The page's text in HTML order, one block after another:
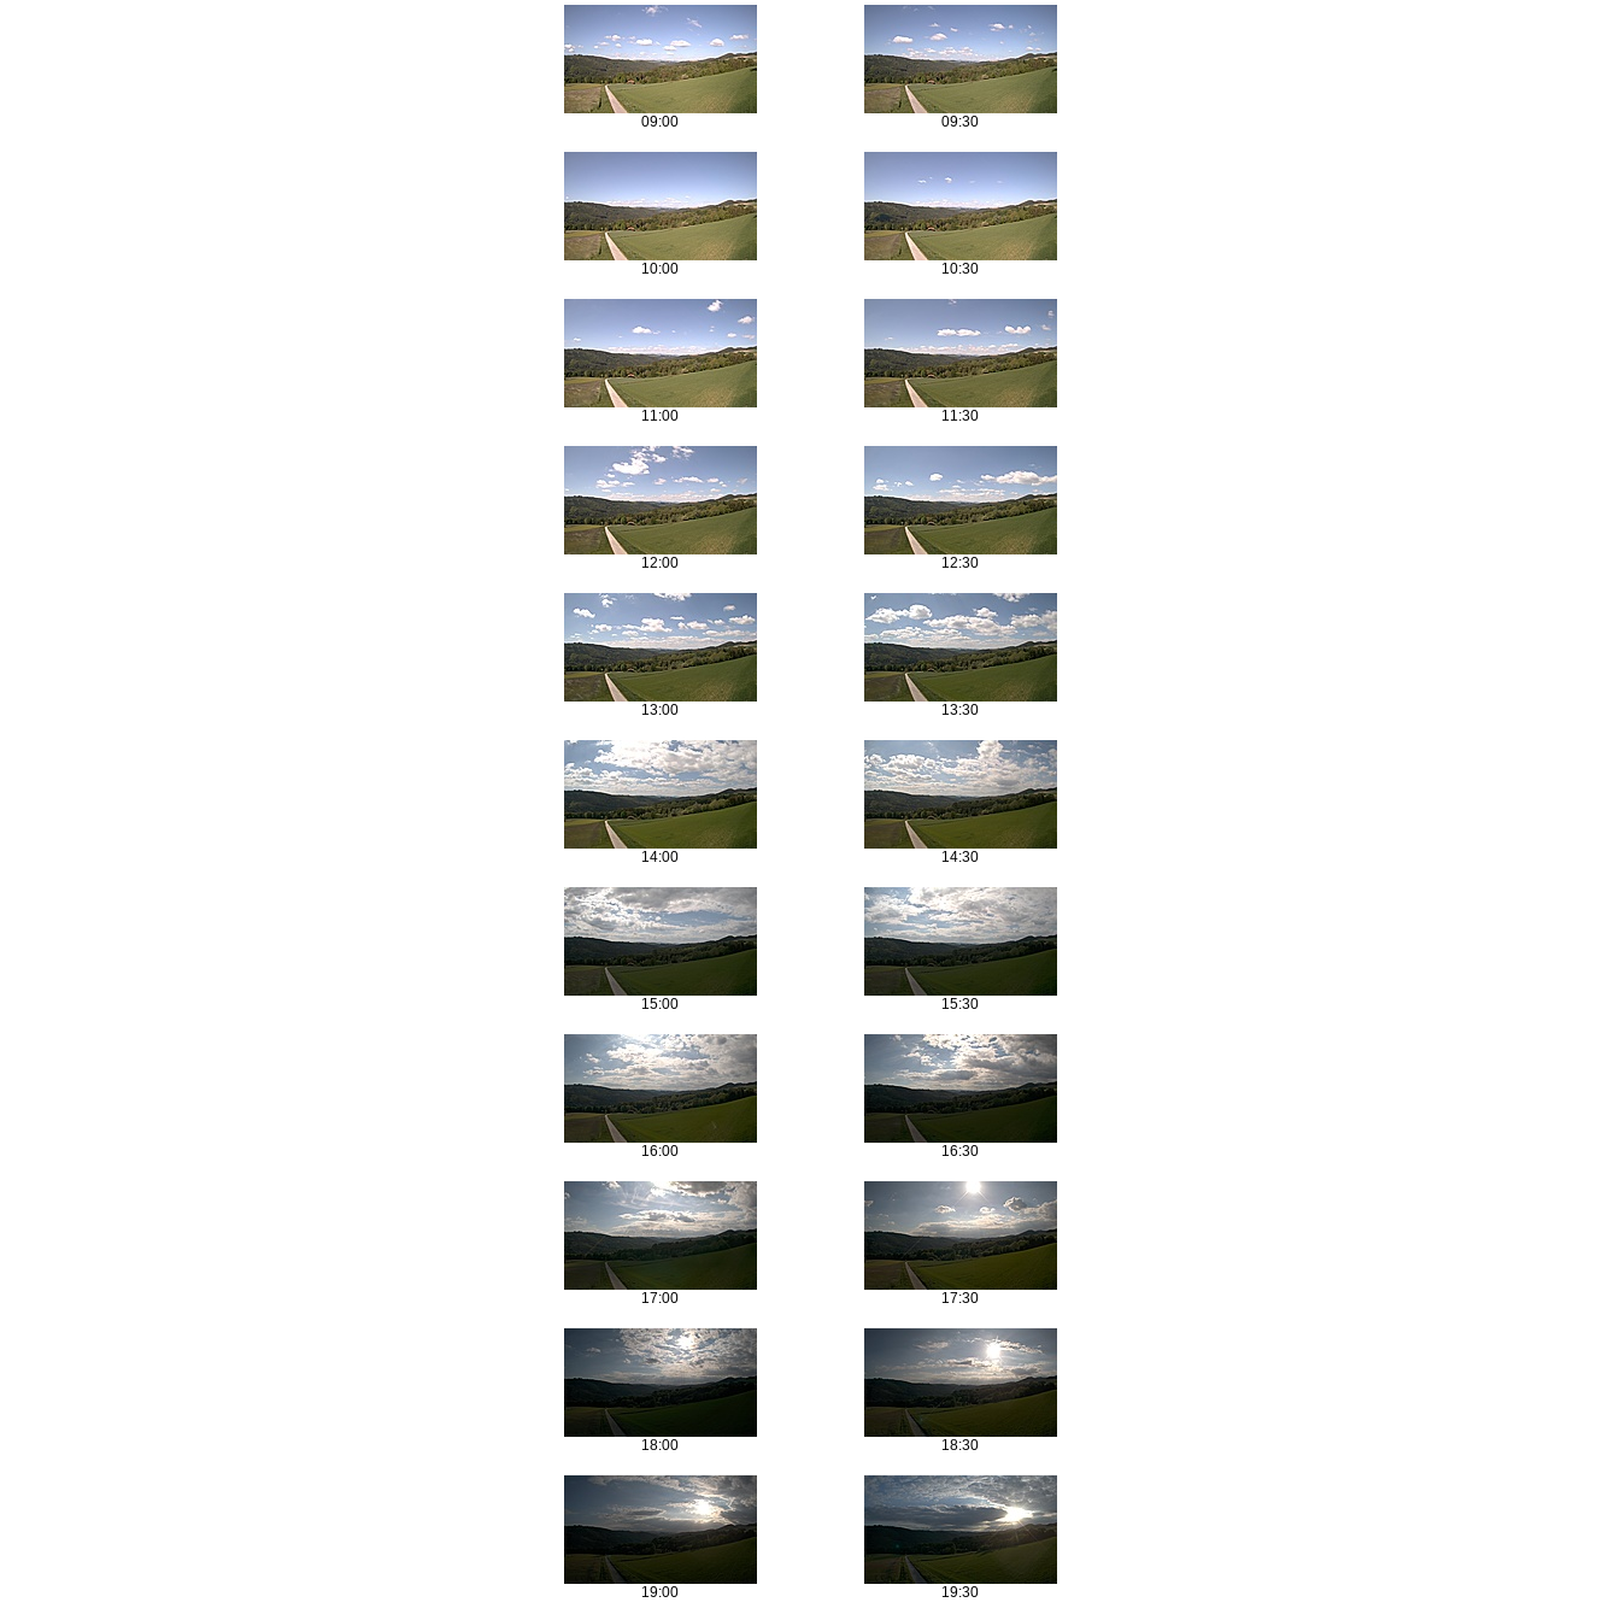
09:00 09:30
10:00 10:30
11:00 11:30
12:00 12:30
13:00 13:30
14:00 14:30
15:00 15:30
16:00 16:30
17:00 17:30
18:00 18:30
19:00 19:30